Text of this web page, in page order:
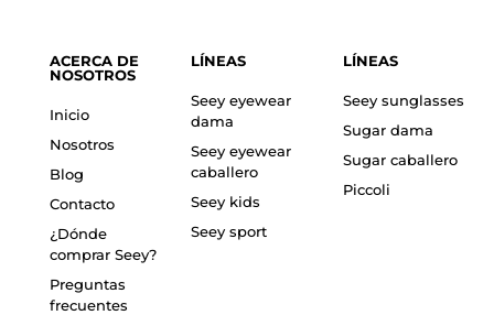
ACERCA DE
NOSOTROS
Inicio
Nosotros
Blog
Contacto
¿Dónde
comprar Seey?
Preguntas
frecuentes
LÍNEAS
Seey eyewear
dama
Seey eyewear
caballero
Seey kids
Seey sport
LÍNEAS
Seey sunglasses
Sugar dama
Sugar caballero
Piccoli